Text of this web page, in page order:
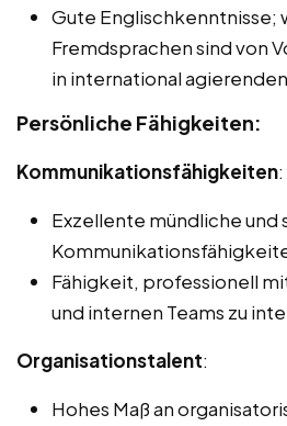
Gute Englischkenntnisse;
Fremdsprachen sind von
in international
Persönliche Fähigkeiten:
Kommunikationsfähigkeiten:
Exzellente mündliche und
Fähigkeit, professionell
und internen Teams zu
Organisationstalent:
Hohes Maß an